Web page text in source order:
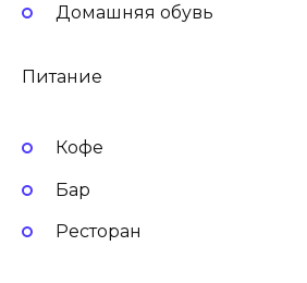
Домашняя обувь
Питание
Кофе
Бар
Ресторан